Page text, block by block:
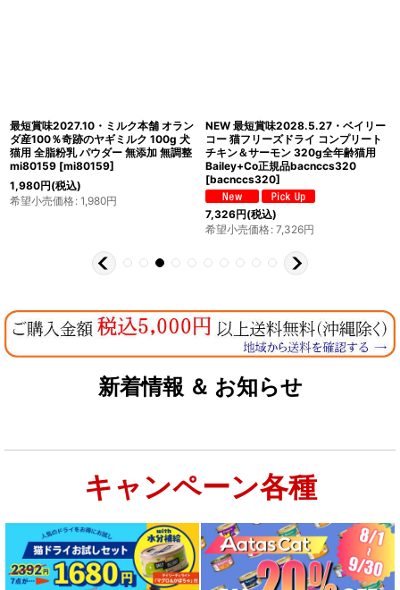
最短賞味2027.10・ミルク本舗 オラン
ダ産100％奇跡のヤギミルク 100g 犬
猫用 全脂粉乳 パウダー 無添加 無調整
mi80159 [mi80159]
1,980円(税込)
希望小売価格: 1,980円
NEW 最短賞味2028.5.27・ベイリー
コー 猫フリーズドライ コンプリート
チキン＆サーモン 320g全年齢猫用
Bailey+Co正規品bacnccs320
[bacnccs320]
7,326円(税込)
希望小売価格: 7,326円
新着情報 ＆ お知らせ
キャンペーン各種